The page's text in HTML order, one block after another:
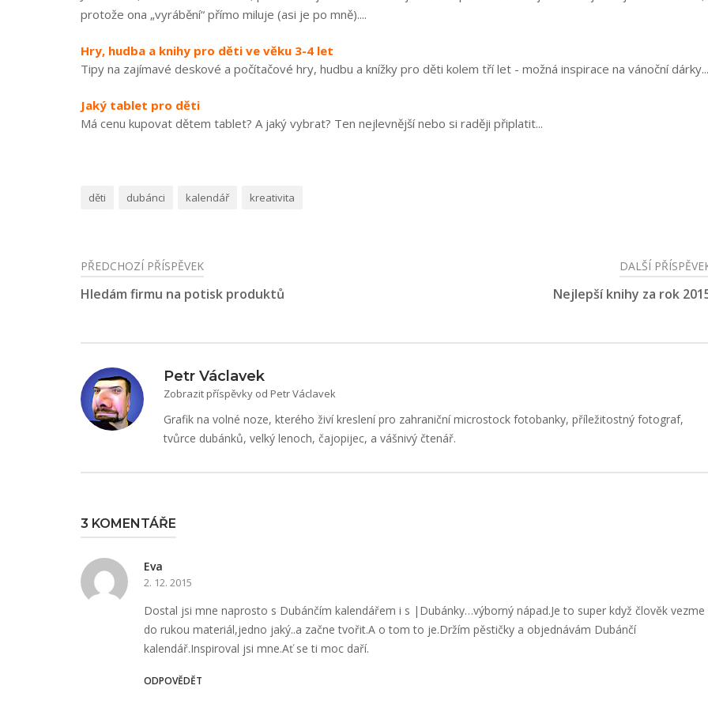
protože ona „vyrábění“ přímo miluje (asi je po mně)....
Hry, hudba a knihy pro děti ve věku 3-4 let
Tipy na zajímavé deskové a počítačové hry, hudbu a knížky pro děti kolem tří let - možná inspirace na vánoční
Jaký tablet pro děti
Má cenu kupovat dětem tablet? A jaký vybrat? Ten nejlevnější nebo si raději připlatit...
děti dubánci kalendář kreativita
Navigace
pro
příspěvek
PŘEDCHOZÍ PŘÍSPĚVEK
Hledám firmu na potisk produktů
DALŠÍ
Nejlepší knihy za rok
Petr Václavek
Zobrazit příspěvky od Petr Václavek
Grafik na volné noze, kterého živí kreslení pro zahraniční microstock fotobanky, příležitostný fotograf,
tvůrce dubánků, velký lenoch, čajopijec, a vášnivý čtenář.
3 KOMENTÁŘE
Eva
2. 12. 2015
Dostal jsi mne naprosto s Dubánčím kalendářem i s |Dubánky…výborný nápad.Je to super když člověk vezme
do rukou materiál,jedno jaký..a začne tvořit.A o tom to je.Držím pěstičky a objednávám Dubánčí
kalendář.Inspiroval jsi mne.Ať se ti moc daří.
ODPOVĚDĚT